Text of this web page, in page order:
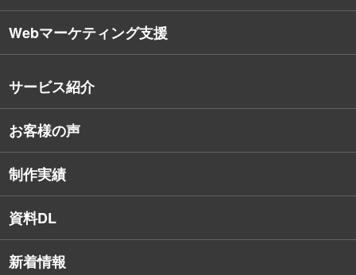
会社概要
デザイナー・エンジニア紹介
社員保有資格
Webマーケティング支援
サービス紹介
戦略的Webサイト制作
インターネット広告
SEO対策
Webアプリケーション開発
お客様の声
制作実績
資料DL
新着情報